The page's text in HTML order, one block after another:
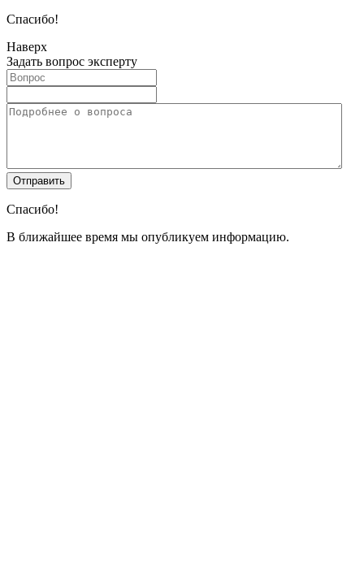
Спасибо!
Наверх
Задать вопрос эксперту
Спасибо!
В ближайшее время мы опубликуем информацию.